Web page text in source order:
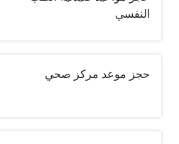
النفسي
حجز موعد مركز صحي